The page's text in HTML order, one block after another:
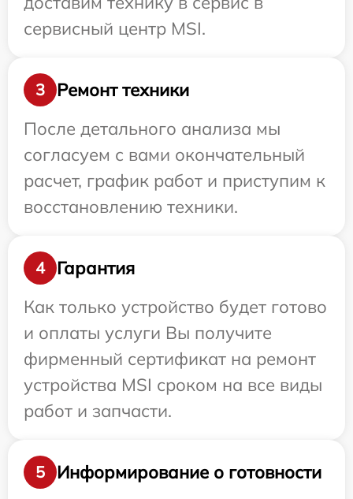
сервисный центр MSI.
3
Ремонт техники
После детального анализа мы
согласуем с вами окончательный
расчет, график работ и приступим к
восстановлению техники.
4
Гарантия
Как только устройство будет готово
и оплаты услуги Вы получите
фирменный сертификат на ремонт
устройства MSI сроком на все виды
работ и запчасти.
5
Информирование о готовности